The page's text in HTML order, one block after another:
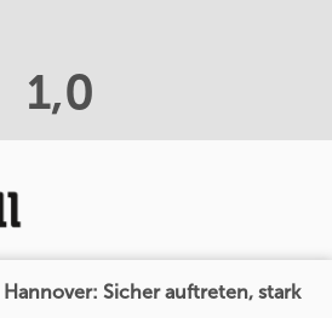
1,0
Sicher auftreten, stark